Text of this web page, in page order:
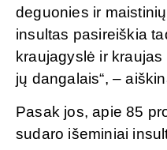
deguonies ir
insultas pasireiškia
kraujagyslė ir
jų dangalais“, –
Pasak jos, apie 85
sudaro išeminiai